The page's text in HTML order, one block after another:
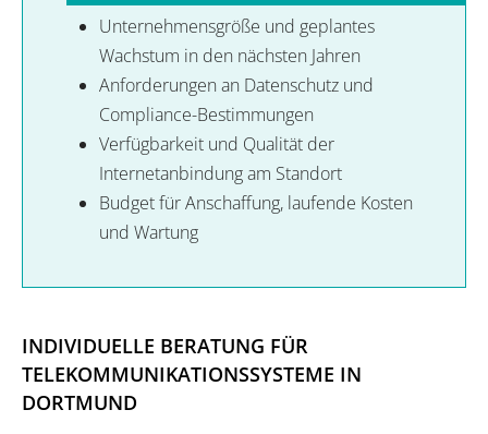
Unternehmensgröße und geplantes
Wachstum in den nächsten Jahren
Anforderungen an Datenschutz und
Compliance-Bestimmungen
Verfügbarkeit und Qualität der
Internetanbindung am Standort
Budget für Anschaffung, laufende Kosten
und Wartung
INDIVIDUELLE BERATUNG FÜR
TELEKOMMUNIKATIONSSYSTEME IN
DORTMUND